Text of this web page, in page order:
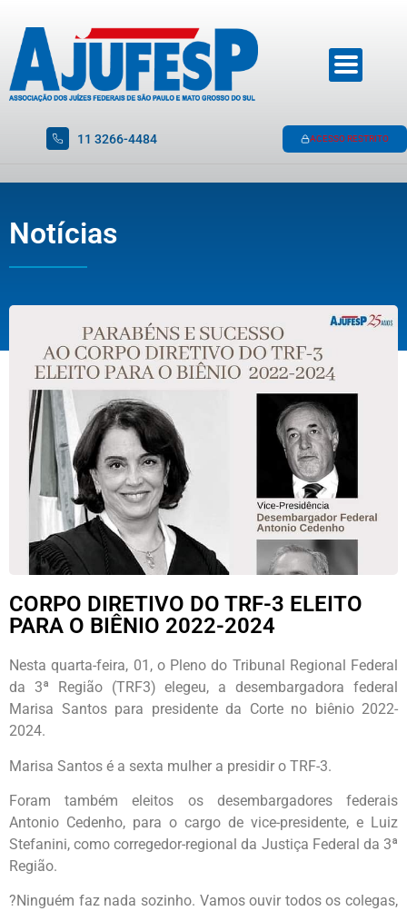
11 3266-4484 ACESSO RESTRITO
Notícias
CORPO DIRETIVO DO TRF-3 ELEITO
PARA O BIÊNIO 2022-2024
Nesta quarta-feira, 01, o Pleno do Tribunal Regional Federal
da 3ª Região (TRF3) elegeu, a desembargadora federal
Marisa Santos para presidente da Corte no biênio 2022-
2024.
Marisa Santos é a sexta mulher a presidir o TRF-3.
Foram também eleitos os desembargadores federais
Antonio Cedenho, para o cargo de vice-presidente, e Luiz
Stefanini, como corregedor-regional da Justiça Federal da 3ª
Região.
?Ninguém faz nada sozinho. Vamos ouvir todos os colegas,